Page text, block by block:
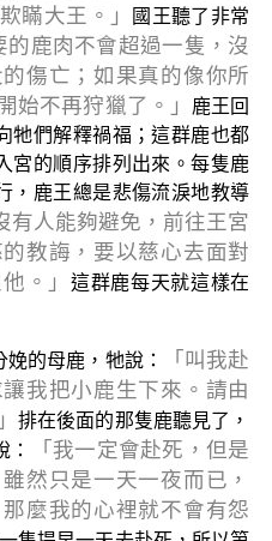
瞞大王。」
國王聽了非常
的鹿肉不會超過一隻，沒
傷亡；如果真的像你所
始不再狩獵了。」
鹿王回
牠們解釋禍福；這群鹿也都
宮的順序排列出來。每隻鹿
，鹿王總是悲傷流淚地教導
有人能夠避免，前往王宮
教誨，要以慈心去面對
。」 這群鹿每天就這樣在
的母鹿，牠說：
「叫我赴
我把小鹿生下來。請由
排在後面的那隻鹿聽見了，
：
「我一定會赴死，但是
然只是一天一夜而已，
麼我的心裡就不會有怨